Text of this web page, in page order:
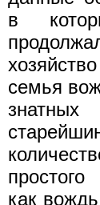
в
семья
как